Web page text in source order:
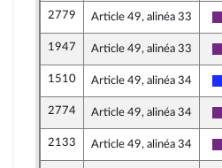
2779 Article 49, alinéa 33
1947 Article 49, alinéa 33
1510 Article 49, alinéa 34
2774 Article 49, alinéa 34
2133 Article 49, alinéa 34